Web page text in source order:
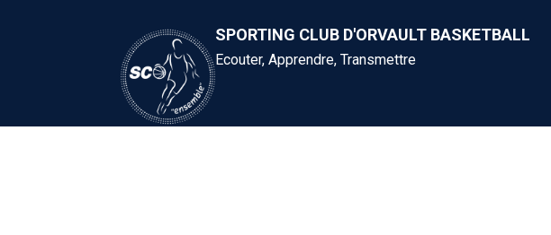
SPORTING CLUB D'ORVAULT BASKETBALL
Ecouter, Apprendre, Transmettre